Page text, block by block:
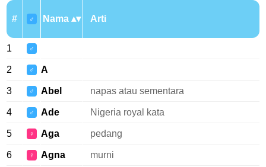
# ♂ Nama Arti
1 ♂
2 ♂ A
3 ♂ Abel napas atau sementara
4 ♂ Ade Nigeria royal kata
5 ♀ Aga pedang
6 ♀ Agna murni